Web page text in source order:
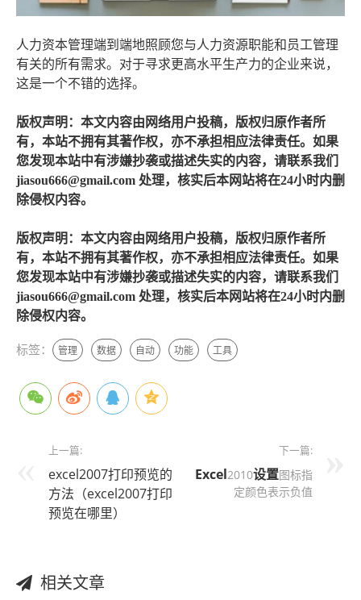
人力资本管理端到端地照顾您与人力资源职能和员工管理
有关的所有需求。对于寻求更高水平生产力的企业来说，
这是一个不错的选择。
版权声明：本文内容由网络用户投稿，版权归原作者所
有，本站不拥有其著作权，亦不承担相应法律责任。如果
您发现本站中有涉嫌抄袭或描述失实的内容，请联系我们
jiasou666@gmail.com 处理，核实后本网站将在24小时内删
除侵权内容。
版权声明：本文内容由网络用户投稿，版权归原作者所
有，本站不拥有其著作权，亦不承担相应法律责任。如果
您发现本站中有涉嫌抄袭或描述失实的内容，请联系我们
jiasou666@gmail.com 处理，核实后本网站将在24小时内删
除侵权内容。
标签： 管理 数据 自动 功能 工具
上一篇:
excel2007打印预览的
方法（excel2007打印
预览在哪里）
下一篇:
Excel2010设置图标指
定颜色表示负值
相关文章